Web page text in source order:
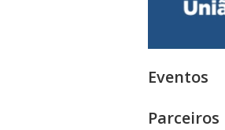
Eventos
Parceiros